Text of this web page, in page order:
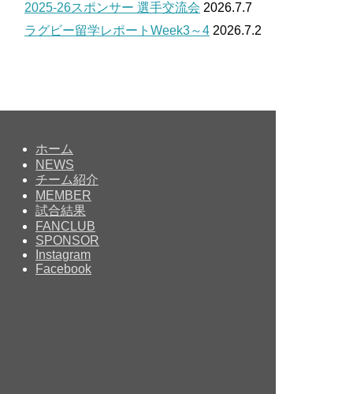
2025-26スポンサー 選手交流会 2026.7.7
ラグビー留学レポートWeek3～4 2026.7.2
ホーム
NEWS
チーム紹介
MEMBER
試合結果
FANCLUB
SPONSOR
Instagram
Facebook